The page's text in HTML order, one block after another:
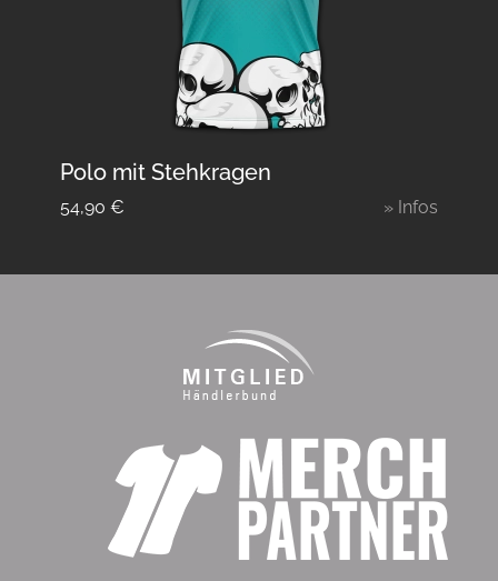
Polo mit Stehkragen
54,90 € » Infos